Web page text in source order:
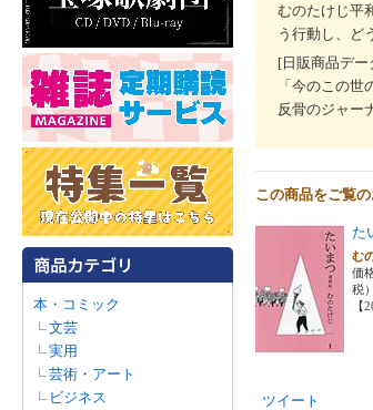
本・コミック
文芸
実用
芸術・アート
ビジネス
むのたけじ平
う行動し、ど
[日販商品デ
「今のこの
反骨のジャー
この商品をご覧
た
む
価
税）
【
ツイート